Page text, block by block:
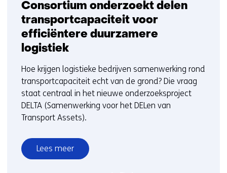
Consortium onderzoekt delen
transportcapaciteit voor
efficiëntere duurzamere
logistiek
Hoe krijgen logistieke bedrijven samenwerking rond
transportcapaciteit echt van de grond? Die vraag
staat centraal in het nieuwe onderzoeksproject
DELTA (Samenwerking voor het DELen van
Transport Assets).
Lees meer
over